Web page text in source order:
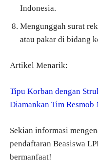
Indonesia.
Mengunggah surat
atau pakar di bidang
Artikel Menarik:
Tipu Korban dengan
Diamankan Tim Resmob
Sekian informasi
pendaftaran Beasiswa
bermanfaat!